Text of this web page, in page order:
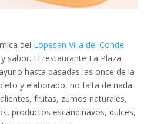
del Lopesan Villa del Conde
sabor. El restaurante La Plaza
hasta pasadas las once de la
y elaborado, no falta de nada:
frutas, zumos naturales,
productos escandinavos, dulces,